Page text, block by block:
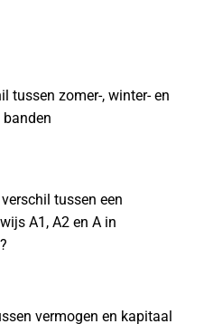
tussen zomer-, winter- en
tussen een
A1, A2 en A in
vermogen en kapitaal